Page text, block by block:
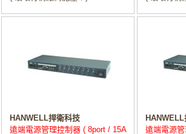
HANWELL捍衛科技
遠端電源管理控制器 ( 8port / 15A
遠端電源